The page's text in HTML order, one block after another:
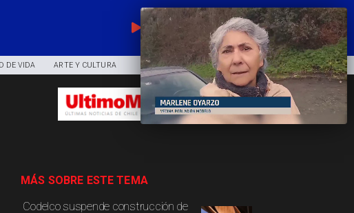
EN VIVO
DE VIDA ARTE Y CULTURA COMUNIDAD DEPORTES
Codelco suspende construcción de
MÁS SOBRE ESTE TEMA